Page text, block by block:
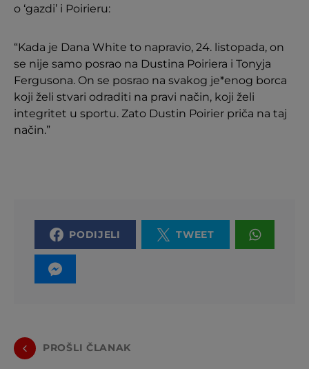
o ‘gazdi’ i Poirieru:
“Kada je Dana White to napravio, 24. listopada, on
se nije samo posrao na Dustina Poiriera i Tonyja
Fergusona. On se posrao na svakog je*enog borca
koji želi stvari odraditi na pravi način, koji želi
integritet u sportu. Zato Dustin Poirier priča na taj
način.”
PODIJELI TWEET
PROŠLI ČLANAK